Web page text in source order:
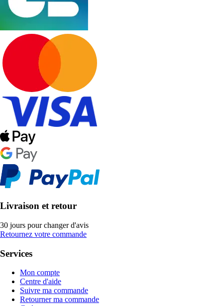
Livraison et retour
30 jours pour changer d'avis
Retournez votre commande
Services
Mon compte
Centre d'aide
Suivre ma commande
Retourner ma commande